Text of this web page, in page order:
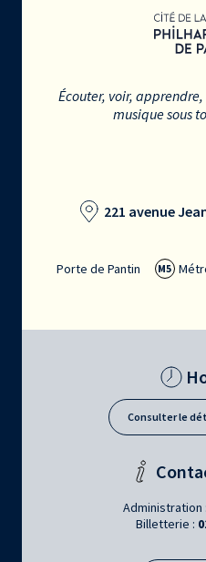
Écouter, voir,
musique sous
221 avenue
Porte de Pantin M5
Consulter le
Administration :
Billetterie :